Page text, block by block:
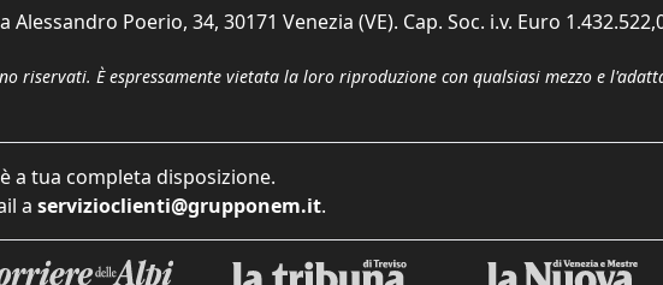
Poerio, 34, 30171 Venezia (VE). Cap. Soc. i.v. Euro
riservati. È espressamente vietata la loro riproduzione con qualsiasi mezzo e
a tua completa disposizione.
a servizioclienti@grupponem.it.